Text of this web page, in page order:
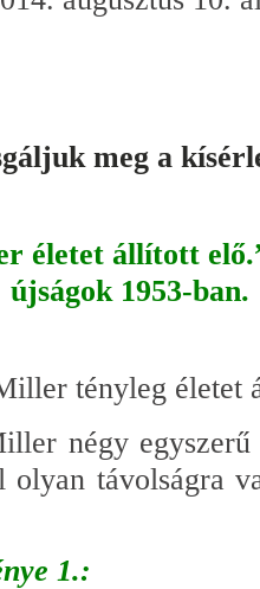
meg a
életet állított
újságok 1953-ban.
tényleg életet
négy egyszerű
távolságra
1.: